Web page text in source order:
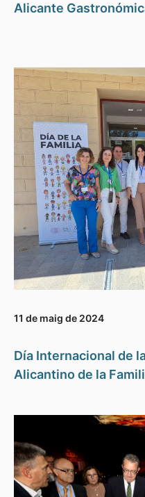
Alicante
11 de maig de 2024
Día Internacional de
Alicantino de la